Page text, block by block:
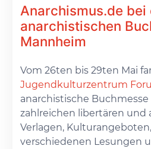
Anarchismus.de bei
anarchistischen
Mannheim
Vom 26ten bis 29ten Mai
Jugendkulturzentrum
anarchistische
zahlreichen libertären und
Verlagen,
verschiedenen Lesungen